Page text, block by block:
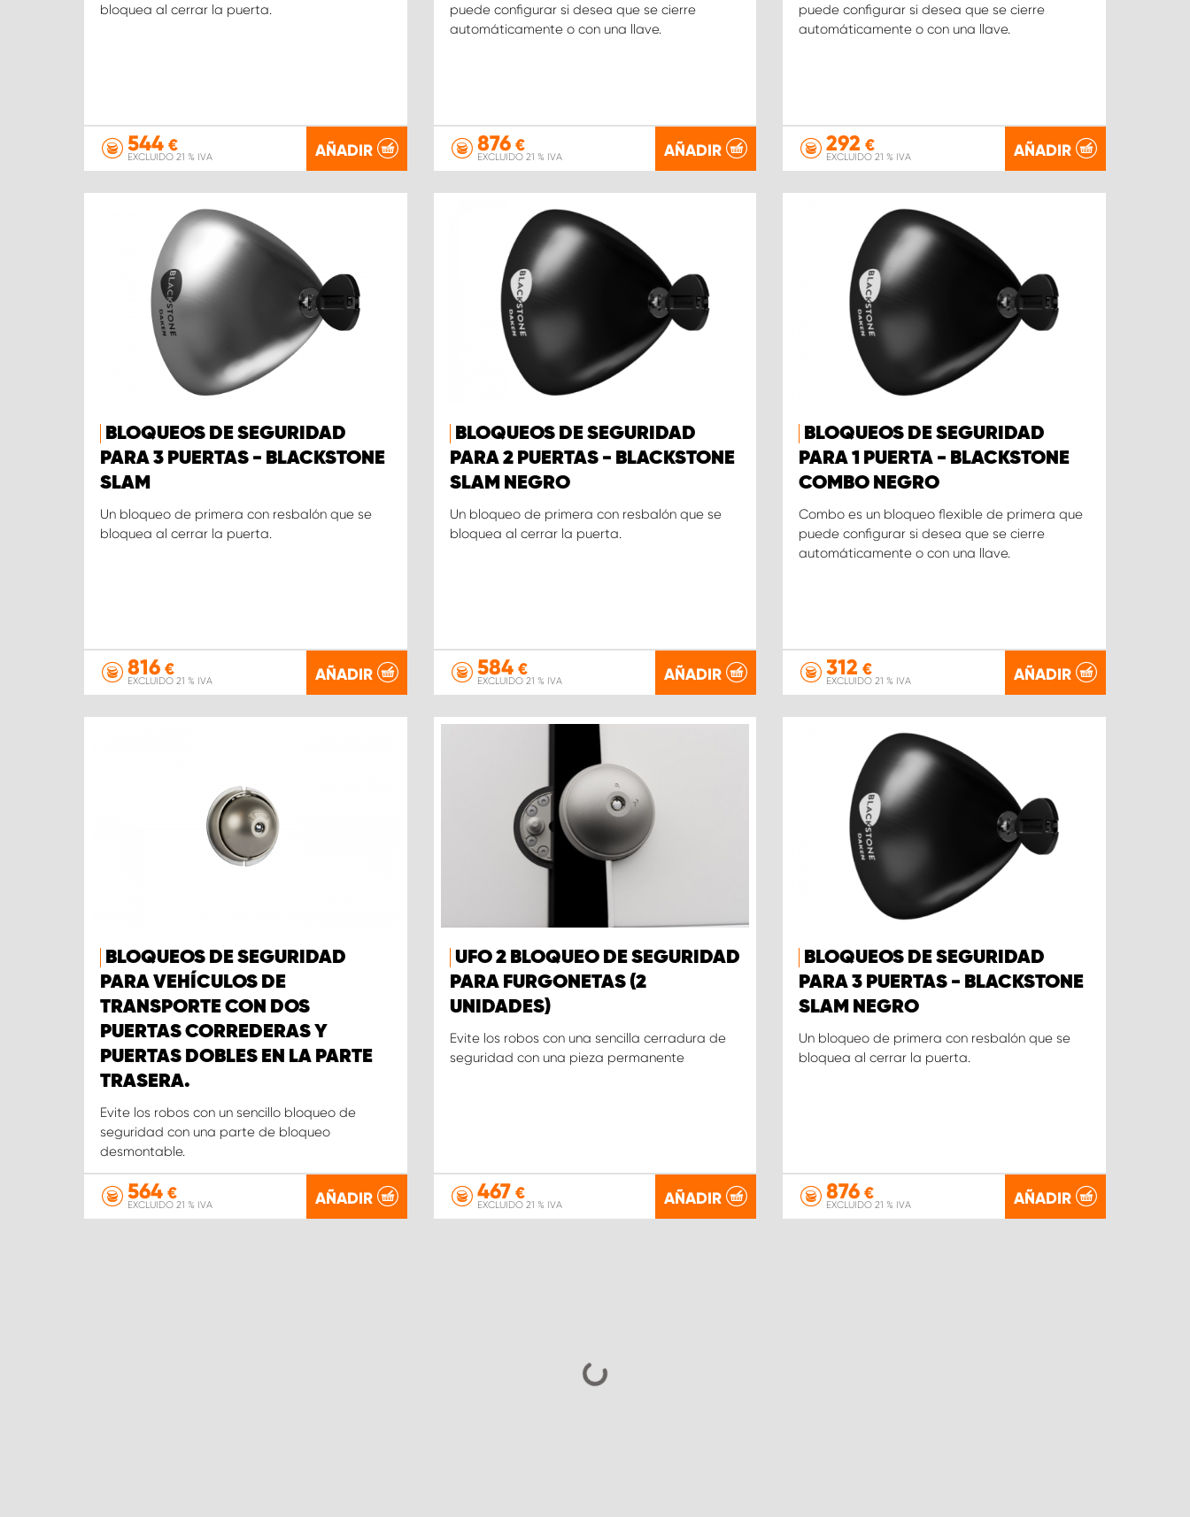
bloquea al cerrar la puerta.
544 €
EXCLUIDO 21 % IVA AÑADIR
puede configurar si desea que se cierre
automáticamente o con una llave.
876€
EXCLUIDO 21 % IVA AÑADIR
puede configurar si desea que se cierre
automáticamente o con una llave.
292 €
EXCLUIDO 21 % IVA AÑADIR
BLOQUEOS DE SEGURIDAD
PARA 3 PUERTAS - BLACKSTONE
SLAM
Un bloqueo de primera con resbalón que se
bloquea al cerrar la puerta.
816 €
EXCLUIDO 21 % IVA AÑADIR
BLOQUEOS DE SEGURIDAD
PARA 2 PUERTAS - BLACKSTONE
SLAM NEGRO
Un bloqueo de primera con resbalón que se
bloquea al cerrar la puerta.
584€
EXCLUIDO 21 % IVA AÑADIR
BLOQUEOS DE SEGURIDAD
PARA 1 PUERTA - BLACKSTONE
COMBO NEGRO
Combo es un bloqueo flexible de primera que
puede configurar si desea que se cierre
automáticamente o con una llave.
312 €
EXCLUIDO 21 % IVA AÑADIR
BLOQUEOS DE SEGURIDAD
PARA VEHÍCULOS DE
TRANSPORTE CON DOS
PUERTAS CORREDERAS Y
PUERTAS DOBLES EN LA PARTE
TRASERA.
Evite los robos con un sencillo bloqueo de
seguridad con una parte de bloqueo
desmontable.
564 €
EXCLUIDO 21 % IVA AÑADIR
UFO 2 BLOQUEO DE SEGURIDAD
PARA FURGONETAS (2
UNIDADES)
Evite los robos con una sencilla cerradura de
seguridad con una pieza permanente
467€
EXCLUIDO 21 % IVA AÑADIR
BLOQUEOS DE SEGURIDAD
PARA 3 PUERTAS - BLACKSTONE
SLAM NEGRO
Un bloqueo de primera con resbalón que se
bloquea al cerrar la puerta.
876 €
EXCLUIDO 21 % IVA AÑADIR